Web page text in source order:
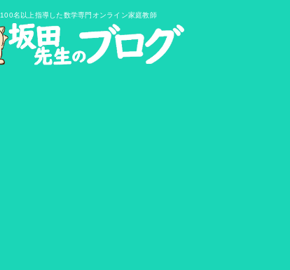
100名以上指導した数学専門オンライン家庭教師